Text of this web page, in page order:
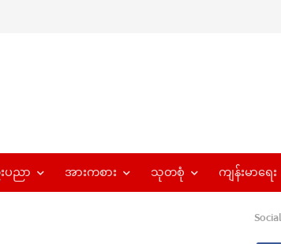
ပညာ အားကစား သုတစုံ ကျန်းမာရေး